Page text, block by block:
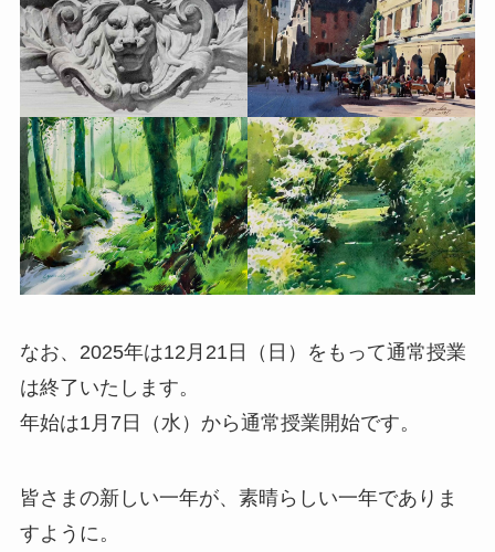
なお、2025年は12月21日（日）をもって通常授業
は終了いたします。
年始は1月7日（水）から通常授業開始です。
皆さまの新しい一年が、素晴らしい一年でありま
すように。